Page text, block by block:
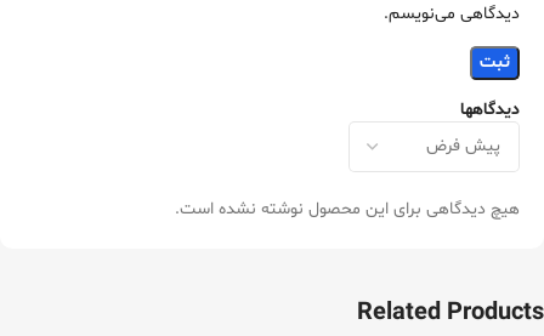
دیدگاهها
هیچ دیدگاهی برای این محصول نوشته نشده است.
دیدگاهی می‌نویسم.
Related Products